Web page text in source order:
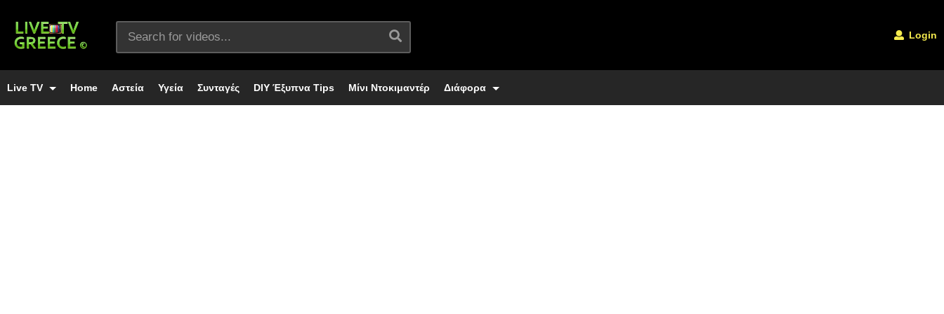
Login
Live TV Home Αστεία Υγεία Συνταγές DIY Έξυπνα Tips Μίνι Ντοκιμαντέρ Διάφορα